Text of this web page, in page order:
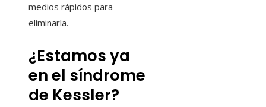
medios rápidos para
eliminarla.
¿Estamos ya
en el síndrome
de Kessler?